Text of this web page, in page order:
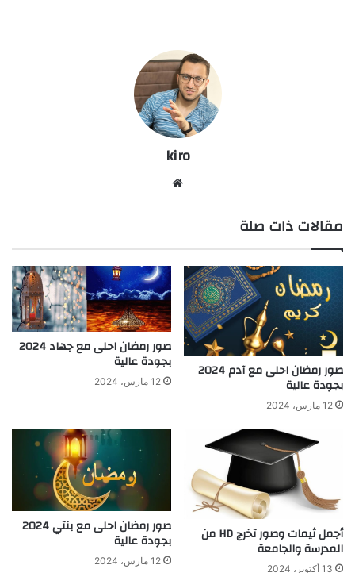
kiro
مقالات ذات صلة
صور رمضان احلى مع آدم 2024
بجودة عالية
12 مارس، 2024
صور رمضان احلى مع جهاد 2024
بجودة عالية
12 مارس، 2024
أجمل ثيمات وصور تخرج HD من
المدرسة والجامعة
13 أكتوبر، 2024
صور رمضان احلى مع بنتي 2024
بجودة عالية
12 مارس، 2024